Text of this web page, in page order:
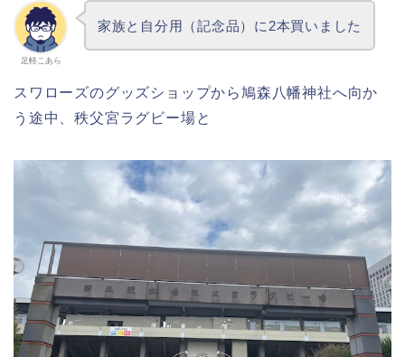
足軽こあら
家族と自分用（記念品）に2本買いました
スワローズのグッズショップから鳩森八幡神社へ向か
う途中、秩父宮ラグビー場と